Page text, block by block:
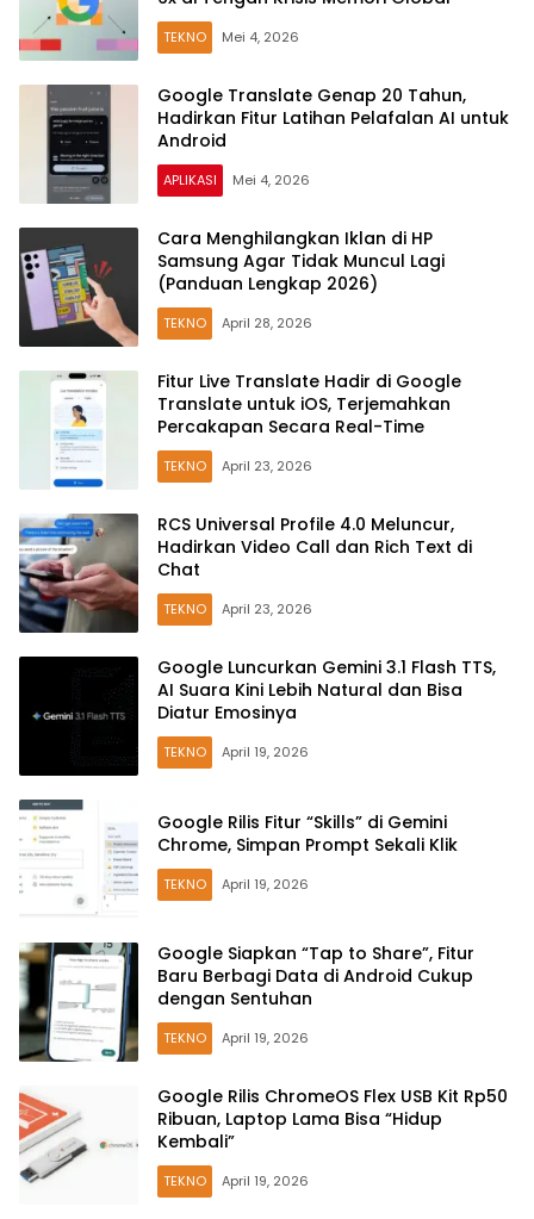
TEKNO Mei 4, 2026
Google Translate Genap 20 Tahun,
Hadirkan Fitur Latihan Pelafalan AI untuk
Android
APLIKASI Mei 4, 2026
Cara Menghilangkan Iklan di HP
Samsung Agar Tidak Muncul Lagi
(Panduan Lengkap 2026)
TEKNO April 28, 2026
Fitur Live Translate Hadir di Google
Translate untuk iOS, Terjemahkan
Percakapan Secara Real-Time
TEKNO April 23, 2026
RCS Universal Profile 4.0 Meluncur,
Hadirkan Video Call dan Rich Text di
Chat
TEKNO April 23, 2026
Google Luncurkan Gemini 3.1 Flash TTS,
AI Suara Kini Lebih Natural dan Bisa
Diatur Emosinya
TEKNO April 19, 2026
Google Rilis Fitur “Skills” di Gemini
Chrome, Simpan Prompt Sekali Klik
TEKNO April 19, 2026
Google Siapkan “Tap to Share”, Fitur
Baru Berbagi Data di Android Cukup
dengan Sentuhan
TEKNO April 19, 2026
Google Rilis ChromeOS Flex USB Kit Rp50
Ribuan, Laptop Lama Bisa “Hidup
Kembali”
TEKNO April 19, 2026